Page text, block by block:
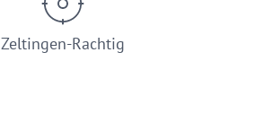
Zeltingen-Rachtig